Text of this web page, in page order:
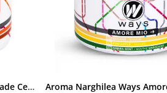
Aroma Narghilea Ways World Trade Center - Piersica cu Ice Tea, 200gr